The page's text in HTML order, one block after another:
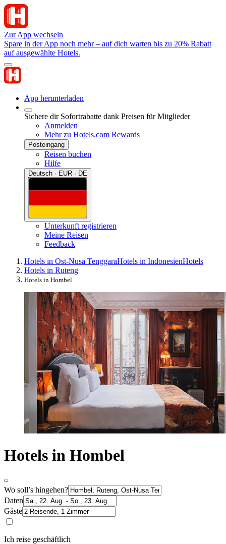
Zur App wechseln
Spare in der App noch mehr – auf dich warten bis zu 20% Rabatt
auf ausgewählte Hotels.
App herunterladen
Sichere dir Sofortrabatte dank Preisen für Mitglieder
Anmelden
Mehr zu Hotels.com Rewards
Posteingang
Reisen buchen
Hilfe
Deutsch · EUR · DE
Unterkunft registrieren
Meine Reisen
Feedback
Hotels in Ost-Nusa TenggaraHotels in IndonesienHotels
Hotels in Ruteng
Hotels in Hombel
Hotels in Hombel
Wo soll’s hingehen?
Daten
Gäste
Ich reise geschäftlich